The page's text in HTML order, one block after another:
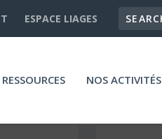
ESPACE LIAGES
NOS ACTIVITÉS